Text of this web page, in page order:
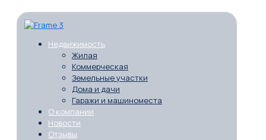
Недвижимость
Жилая
Коммерческая
Земельные участки
Дома и дачи
Гаражи и машиноместа
О компании
Новости
Отзывы